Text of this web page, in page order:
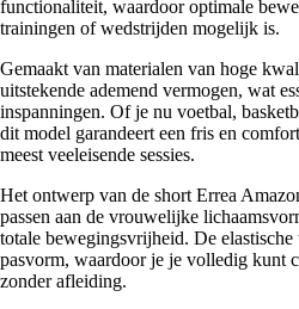
functionaliteit, waardoor optimale
trainingen of wedstrijden mogelijk is.
Gemaakt van materialen van hoge
uitstekende ademend vermogen, wat
inspanningen. Of je nu voetbal,
dit model garandeert een fris en
meest veeleisende sessies.
Het ontwerp van de short Errea
passen aan de vrouwelijke
totale bewegingsvrijheid. De
pasvorm, waardoor je je volledig kunt
zonder afleiding.